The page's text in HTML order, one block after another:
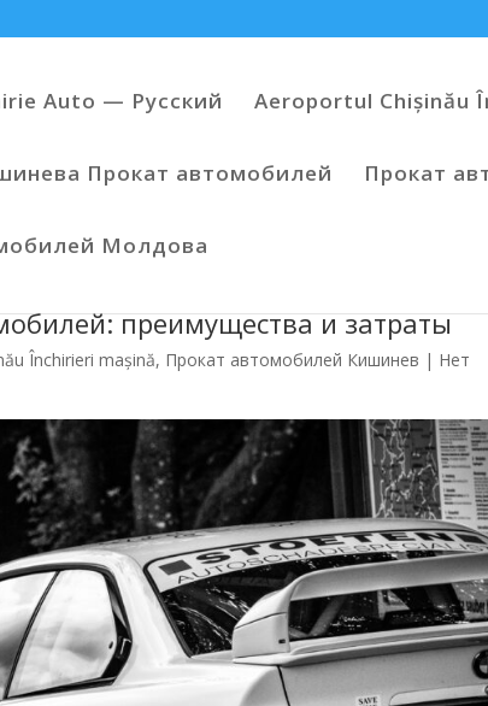
Auto — Русский Aeroportul Chișinău
Прокат автомобилей Прокат
Молдова
преимущества и затраты
Închirieri mașină, Прокат автомобилей Кишинев | Нет